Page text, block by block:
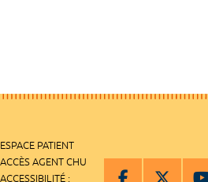
ESPACE PATIENT
ACCÈS AGENT CHU
ACCESSIBILITÉ :